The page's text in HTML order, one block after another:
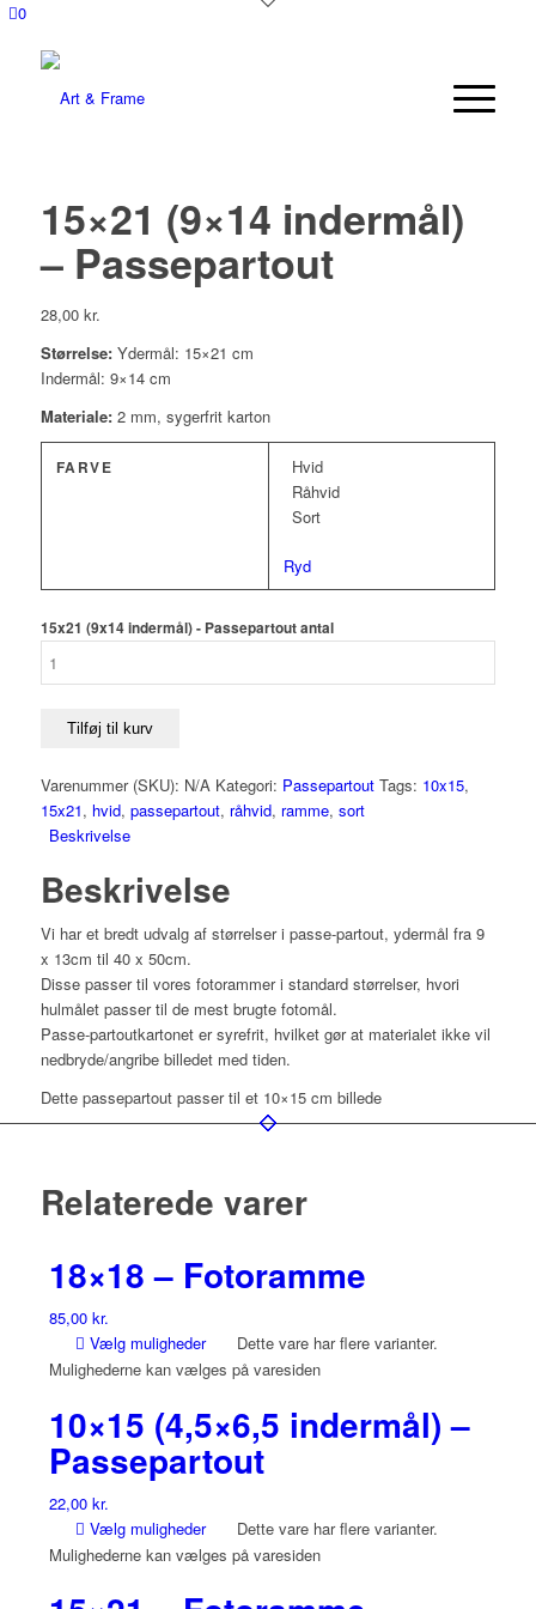
0
15×21 (9×14 indermål)
– Passepartout
28,00 kr.
Størrelse:Ydermål: 15×21 cm
Indermål: 9×14 cm
Materiale:2 mm, sygerfrit karton
FARVE
Hvid
Råhvid
Sort
Ryd
15x21 (9x14 indermål) - Passepartout antal
Tilføj til kurv
Varenummer (SKU): N/A Kategori: Passepartout Tags: 10x15,
15x21, hvid, passepartout, råhvid, ramme, sort
Beskrivelse
Beskrivelse
Vi har et bredt udvalg af størrelser i passe-partout, ydermål fra 9
x 13cm til 40 x 50cm.
Disse passer til vores fotorammer i standard størrelser, hvori
hulmålet passer til de mest brugte fotomål.
Passe-partoutkartonet er syrefrit, hvilket gør at materialet ikke vil
nedbryde/angribe billedet med tiden.
Dette passepartout passer til et 10×15 cm billede
Relaterede varer
18×18 – Fotoramme
85,00 kr.
Vælg muligheder
Dette vare har flere varianter.
Mulighederne kan vælges på varesiden
10×15 (4,5×6,5 indermål) –
Passepartout
22,00 kr.
Vælg muligheder
Dette vare har flere varianter.
Mulighederne kan vælges på varesiden